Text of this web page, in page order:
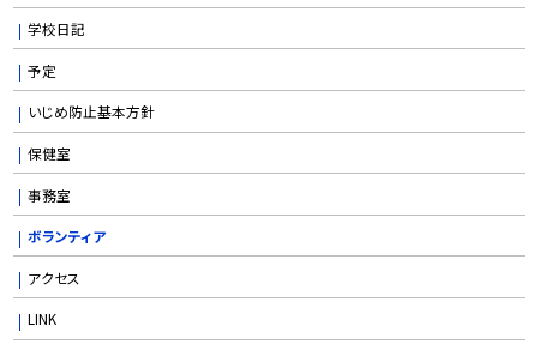
学校日記
予定
いじめ防止基本方針
保健室
事務室
ボランティア
アクセス
LINK